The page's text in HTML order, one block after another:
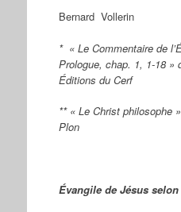
Bernard Vollerin
* « Le Commentaire de
Prologue, chap. 1, 1-18 »
Éditions du Cerf
** « Le Christ philosophe
Plon
Évangile de Jésus selon